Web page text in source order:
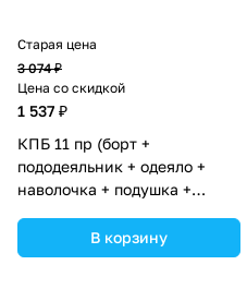
Старая цена
3 074 ₽
Цена со скидкой
1 537 ₽
КПБ 11 пр (борт +
пододеяльник + одеяло +
наволочка + подушка +
0-1бб) цвета в ассортименте.
В корзину